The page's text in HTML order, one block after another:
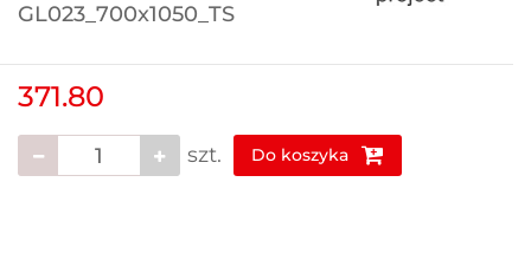
GL023_700x1050_TS
371.80
szt. Do koszyka